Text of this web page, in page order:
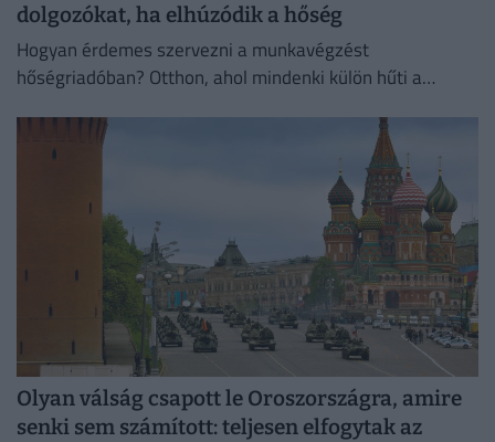
dolgozókat, ha elhúzódik a hőség
Hogyan érdemes szervezni a munkavégzést
hőségriadóban? Otthon, ahol mindenki külön hűti a
irodaházban, ahol a hűtés központilag működik.
Olyan válság csapott le Oroszországra, amire
senki sem számított: teljesen elfogytak az